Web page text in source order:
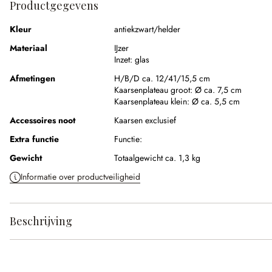
Productgegevens
Kleur
antiekzwart/helder
Materiaal
IJzer
Inzet: glas
Afmetingen
H/B/D ca. 12/41/15,5 cm
Kaarsenplateau groot: Ø ca. 7,5 cm
Kaarsenplateau klein: Ø ca. 5,5 cm
Accessoires noot
Kaarsen exclusief
Extra functie
Functie:
Gewicht
Totaalgewicht ca. 1,3 kg
Informatie over productveiligheid
Beschrijving